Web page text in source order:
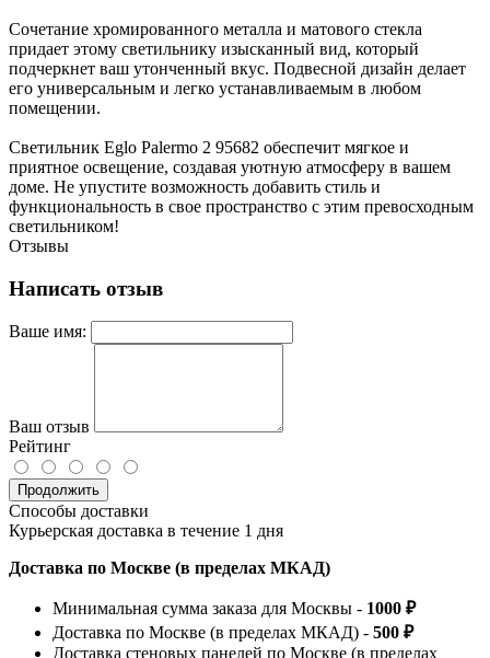
Сочетание хромированного металла и матового стекла
придает этому светильнику изысканный вид, который
подчеркнет ваш утонченный вкус. Подвесной дизайн делает
его универсальным и легко устанавливаемым в любом
помещении.
Светильник Eglo Palermo 2 95682 обеспечит мягкое и
приятное освещение, создавая уютную атмосферу в вашем
доме. Не упустите возможность добавить стиль и
функциональность в свое пространство с этим превосходным
светильником!
Отзывы
Написать отзыв
Ваше имя:
Ваш отзыв
Рейтинг
Продолжить
Способы доставки
Курьерская доставка в течение 1 дня
Доставка по Москве (в пределах МКАД)
Минимальная сумма заказа для Москвы - 1000 ₽
Доставка по Москве (в пределах МКАД) - 500 ₽
Доставка стеновых панелей по Москве (в пределах